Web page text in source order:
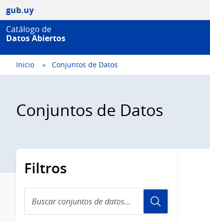
gub.uy
Catálogo de
Datos Abiertos
Inicio Conjuntos de Datos
Conjuntos de Datos
Filtros
conjuntos
de